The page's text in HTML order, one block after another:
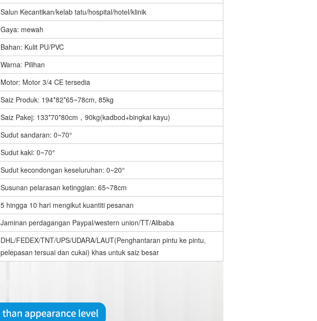
Salun Kecantikan/kelab tatu/hospital/hotel/klinik
Gaya: mewah
Bahan: Kulit PU/PVC
Warna: Pilihan
Motor: Motor 3/4 CE tersedia
Saiz Produk: 194*82*65~78cm, 85kg
Saiz Pakej: 133*70*80cm，90kg(kadbod+bingkai kayu)
Sudut sandaran: 0~70°
Sudut kaki: 0~70°
Sudut kecondongan keseluruhan: 0~20°
Susunan pelarasan ketinggian: 65~78cm
5 hingga 10 hari mengikut kuantiti pesanan
Jaminan perdagangan Paypal/western union/TT/Alibaba
DHL/FEDEX/TNT/UPS/UDARA/LAUT(Penghantaran pintu ke pintu,
pelepasan tersuai dan cukai) khas untuk saiz besar